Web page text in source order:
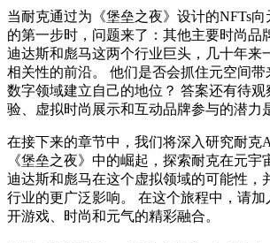
当耐克通过为《堡垒之夜》设计的NFTs
的第一步时，问题来了：其他主要时尚品
迪达斯和彪马这两个行业巨头，几十年来
相关性的前沿。 他们是否会抓住元空间
数字领域建立自己的地位？ 答案还有待
验、虚拟时尚展示和互动品牌参与的潜力
在接下来的章节中，我们将深入研究耐克
《堡垒之夜》中的崛起，探索耐克在元宇
迪达斯和彪马在这个虚拟领域的可能性，
行业的更广泛影响。 在这个旅程中，请
开游戏、时尚和元气的精彩融合。